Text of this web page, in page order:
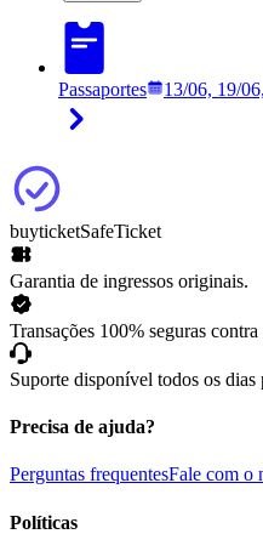
Passaportes 13/06, 19/
buyticketSafeTicket
Garantia de ingressos originais.
Transações 100% seguras contra
Suporte disponível todos os dias
Precisa de ajuda?
Perguntas frequentesFale com o
Políticas